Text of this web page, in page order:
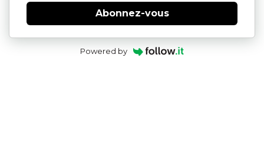
Abonnez-vous
Powered by